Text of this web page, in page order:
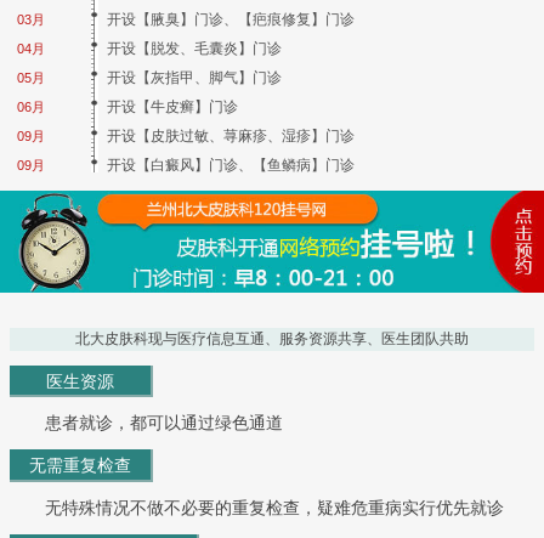
03月
04月
05月
06月
09月
09月
开设【腋臭】门诊、【疤痕修复】门诊
开设【脱发、毛囊炎】门诊
开设【灰指甲、脚气】门诊
开设【牛皮癣】门诊
开设【皮肤过敏、荨麻疹、湿疹】门诊
开设【白癜风】门诊、【鱼鳞病】门诊
北大皮肤科现与医疗信息互通、服务资源共享、医生团队共助
医生资源
患者就诊，都可以通过绿色通道
无需重复检查
无特殊情况不做不必要的重复检查，疑难危重病实行优先就诊